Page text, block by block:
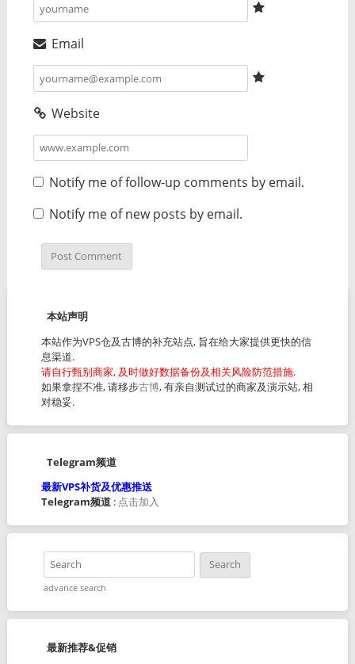
Email
Website
Notify me of follow-up comments by email.
Notify me of new posts by email.
本站声明
本站作为VPS仓及古博的补充站点, 旨在给大家提供更快的信
息渠道.
请自行甄别商家, 及时做好数据备份及相关风险防范措施.
如果拿捏不准, 请移步古博, 有亲自测试过的商家及演示站, 相
对稳妥.
Telegram频道
最新VPS补货及优惠推送
Telegram频道: 点击加入
advance search
最新推荐&促销